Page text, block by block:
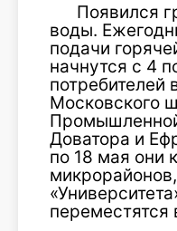
Появился
воды.
подачи
начнутся с 4
потребителей
Московского
Доватора и
по 18 мая они